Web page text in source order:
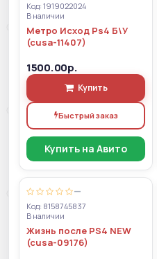
Код: 1919022024
В наличии
Метро Исход Ps4 Б\У
(cusa-11407)
1500.00р.
Купить
Быстрый заказ
Купить на Авито
—
Код: 8158745837
В наличии
Жизнь после PS4 NEW
(cusa-09176)